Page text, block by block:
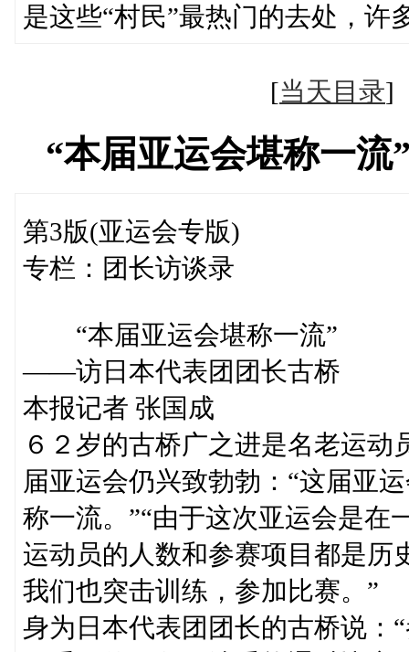
是这些“村民”最热门的去处，许
[当天目录
“本届亚运会堪称一
第3版(亚运会专版)
专栏：团长访谈录
“本届亚运会堪称一流”
——访日本代表团团长古桥
本报记者 张国成
６２岁的古桥广之进是名老运
届亚运会仍兴致勃勃：“这届亚
称一流。”“由于这次亚运会是在
运动员的人数和参赛项目都是历
我们也突击训练，参加比赛。”
身为日本代表团团长的古桥说：